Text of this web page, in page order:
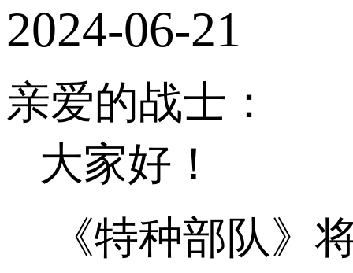
2024-06-21
亲爱的战士：
大家好！
《特种部队》